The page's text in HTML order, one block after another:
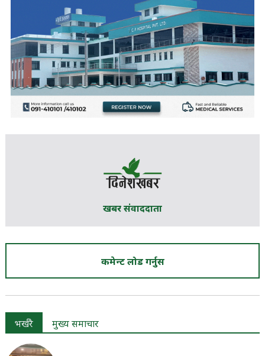
खबर संवाददाता
कमेन्ट लोड गर्नुस
भर्खरै मुख्य समाचार